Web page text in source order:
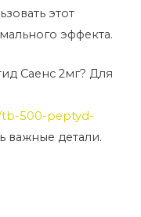
этот
эффекта.
Саенс 2мг? Для
500-peptyd-
важные детали.